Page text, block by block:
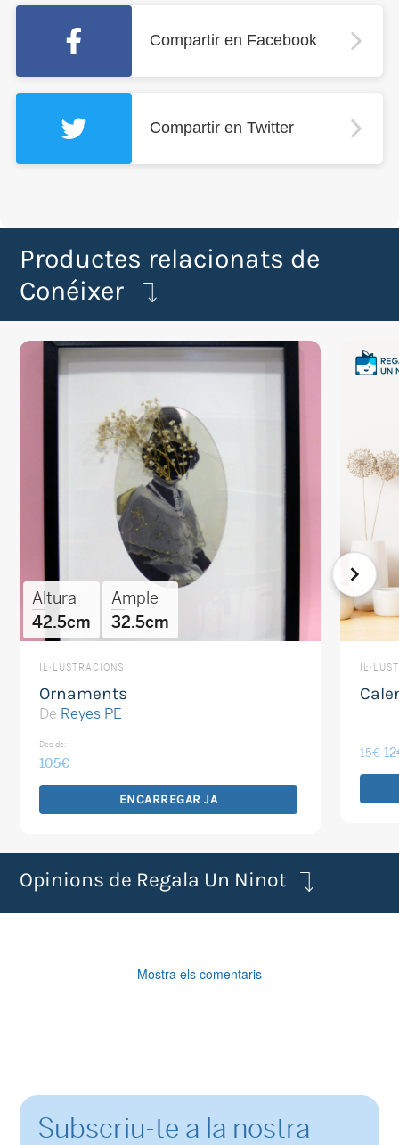
Compartir en Facebook
Compartir en Twitter
Productes relacionats de
Conéixer
Altura
42.5cm
Ample
32.5cm
IL·LUSTRACIONS
Ornaments
De Reyes PE
Des de:
105€
ENCARREGAR JA
15€ El
12
Opinions de Regala Un Ninot
Mostra els comentaris
Subscriu-te a la nostra